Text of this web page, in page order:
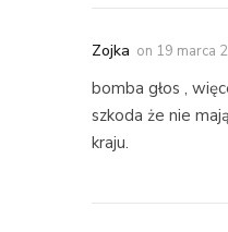
Zojka on 19 marca
bomba głos ,
szkoda że nie
kraju.